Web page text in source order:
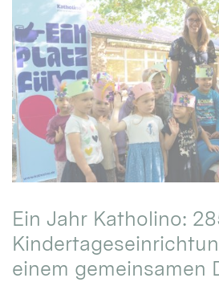
Ein Jahr Katholino:
einem gemeinsamen